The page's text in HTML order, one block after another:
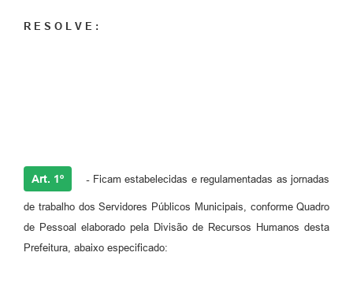
R E S O L V E :
Art. 1º - Ficam estabelecidas e regulamentadas as jornadas
de trabalho dos Servidores Públicos Municipais, conforme Quadro
de Pessoal elaborado pela Divisão de Recursos Humanos desta
Prefeitura, abaixo especificado: